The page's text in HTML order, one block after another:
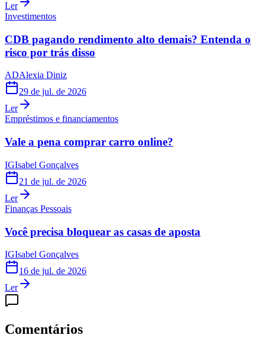
Ler
Investimentos
CDB pagando rendimento alto demais? Entenda o
risco por trás disso
ADAlexia Diniz
29 de jul. de 2026
Ler
Empréstimos e financiamentos
Vale a pena comprar carro online?
IGIsabel Gonçalves
21 de jul. de 2026
Ler
Finanças Pessoais
Você precisa bloquear as casas de aposta
IGIsabel Gonçalves
16 de jul. de 2026
Ler
Comentários